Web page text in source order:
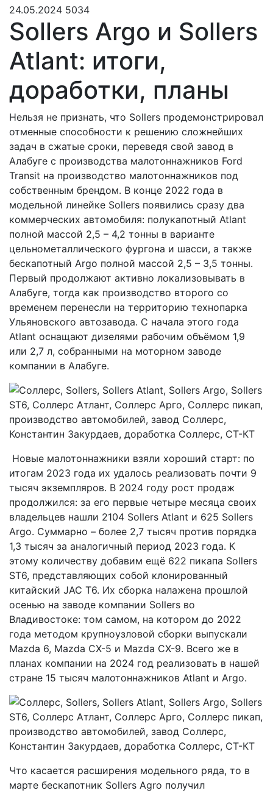
24.05.2024 5034
Sollers Argo и Sollers
Atlant: итоги,
доработки, планы
Нельзя не признать, что Sollers продемонстрировал
отменные способности к решению сложнейших
задач в сжатые сроки, переведя свой завод в
Алабуге с производства малотоннажников Ford
Transit на производство малотоннажников под
собственным брендом. В конце 2022 года в
модельной линейке Sollers появились сразу два
коммерческих автомобиля: полукапотный Atlant
полной массой 2,5 – 4,2 тонны в варианте
цельнометаллического фургона и шасси, а также
бескапотный Argo полной массой 2,5 – 3,5 тонны.
Первый продолжают активно локализовывать в
Алабуге, тогда как производство второго со
временем перенесли на территорию технопарка
Ульяновского автозавода. С начала этого года
Atlant оснащают дизелями рабочим объёмом 1,9
или 2,7 л, собранными на моторном заводе
компании в Алабуге.
Новые малотоннажники взяли хороший старт: по
итогам 2023 года их удалось реализовать почти 9
тысяч экземпляров. В 2024 году рост продаж
продолжился: за его первые четыре месяца своих
владельцев нашли 2104 Sollers Atlant и 625 Sollers
Argo. Суммарно – более 2,7 тысяч против порядка
1,3 тысяч за аналогичный период 2023 года. К
этому количеству добавим ещё 622 пикапа Sollers
ST6, представляющих собой клонированный
китайский JAC T6. Их сборка налажена прошлой
осенью на заводе компании Sollers во
Владивостоке: том самом, на котором до 2022
года методом крупноузловой сборки выпускали
Mazda 6, Mazda CX-5 и Mazda CX-9. Всего же в
планах компании на 2024 год реализовать в нашей
стране 15 тысяч малотоннажников Atlant и Argo.
Что касается расширения модельного ряда, то в
марте бескапотник Sollers Agro получил